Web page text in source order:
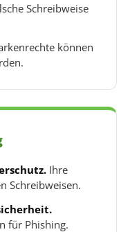
Schreibweise
können
Ihre
Schreibweisen.
für Phishing.